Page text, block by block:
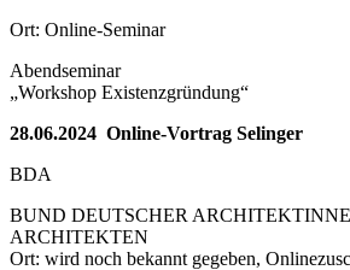
Ort: Online-Seminar
Abendseminar
„Workshop Existenzgründung“
28.06.2024 Online-Vortrag Selinger
BDA
BUND DEUTSCHER
ARCHITEKTEN
Ort: wird noch bekannt gegeben,